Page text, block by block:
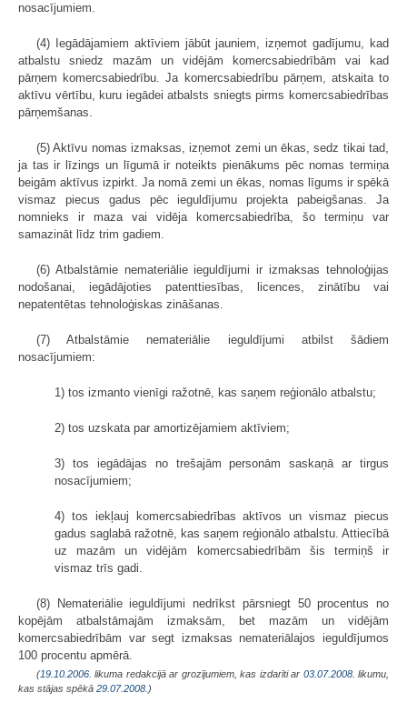
nosacījumiem.
(4) Iegādājamiem aktīviem jābūt jauniem, izņemot gadījumu, kad
atbalstu sniedz mazām un vidējām komercsabiedrībām vai kad
pārņem komercsabiedrību. Ja komercsabiedrību pārņem, atskaita to
aktīvu vērtību, kuru iegādei atbalsts sniegts pirms komercsabiedrības
pārņemšanas.
(5) Aktīvu nomas izmaksas, izņemot zemi un ēkas, sedz tikai tad,
ja tas ir līzings un līgumā ir noteikts pienākums pēc nomas termiņa
beigām aktīvus izpirkt. Ja nomā zemi un ēkas, nomas līgums ir spēkā
vismaz piecus gadus pēc ieguldījumu projekta pabeigšanas. Ja
nomnieks ir maza vai vidēja komercsabiedrība, šo termiņu var
samazināt līdz trim gadiem.
(6) Atbalstāmie nemateriālie ieguldījumi ir izmaksas tehnoloģijas
nodošanai, iegādājoties patenttiesības, licences, zinātību vai
nepatentētas tehnoloģiskas zināšanas.
(7) Atbalstāmie nemateriālie ieguldījumi atbilst šādiem
nosacījumiem:
1) tos izmanto vienīgi ražotnē, kas saņem reģionālo atbalstu;
2) tos uzskata par amortizējamiem aktīviem;
3) tos iegādājas no trešajām personām saskaņā ar tirgus
nosacījumiem;
4) tos iekļauj komercsabiedrības aktīvos un vismaz piecus
gadus saglabā ražotnē, kas saņem reģionālo atbalstu. Attiecībā
uz mazām un vidējām komercsabiedrībām šis termiņš ir
vismaz trīs gadi.
(8) Nemateriālie ieguldījumi nedrīkst pārsniegt 50 procentus no
kopējām atbalstāmajām izmaksām, bet mazām un vidējām
komercsabiedrībām var segt izmaksas nemateriālajos ieguldījumos
100 procentu apmērā.
(19.10.2006 . likuma redakcijā ar grozījumiem, kas izdarīti ar 03.07.2008. likumu,
kas stājas spēkā 29.07.2008. )